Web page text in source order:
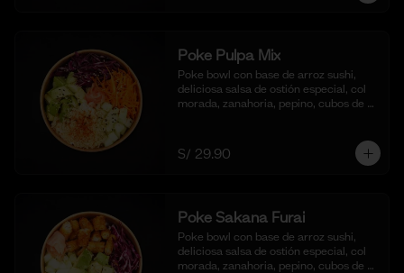
Poke Pulpa Mix
Poke bowl con base de arroz sushi,
deliciosa salsa de ostión especial, col
morada, zanahoria, pepino, cubos de
S/ 29.90
Poke Sakana Furai
Poke bowl con base de arroz sushi,
deliciosa salsa de ostión especial, col
morada, zanahoria, pepino, cubos de